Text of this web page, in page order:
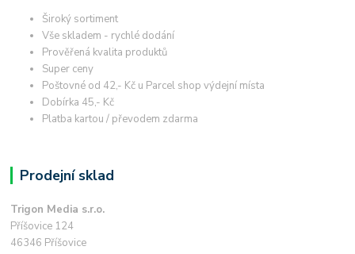
Široký sortiment
Vše skladem - rychlé dodání
Prověřená kvalita produktů
Super ceny
Poštovné od 42,- Kč u Parcel shop výdejní místa
Dobírka 45,- Kč
Platba kartou / převodem zdarma
Prodejní sklad
Trigon Media s.r.o.
Příšovice 124
46346 Příšovice